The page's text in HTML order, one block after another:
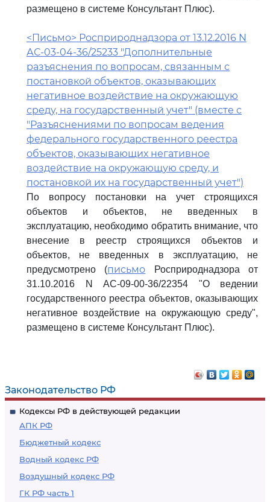
Законодательство РФ
Кодексы РФ в действующей редакции
АПК РФ
Бюджетный кодекс
Водный кодекс РФ
Воздушный кодекс РФ
ГК РФ часть 1
размещено в системе Консультант Плюс).
<Письмо> Росприроднадзора от 13.12.2016 N
АС-03-04-36/25233 "Дополнительные
разъяснения по вопросам, связанным с
постановкой объектов, оказывающих
негативное воздействие на окружающую
среду, на государственный учет" (вместе с
"Разъяснениями по вопросам ведения
федерального государственного реестра
объектов, оказывающих негативное
воздействие на окружающую среду, и
постановкой их на государственный учет")
По вопросу постановки на учет строящихся
объектов и объектов, не введенных в
эксплуатацию, необходимо обратить внимание, что
внесение в реестр строящихся объектов и
объектов, не введенных в эксплуатацию, не
предусмотрено (письмо Росприроднадзора от
31.10.2016 N АС-09-00-36/22354 "О ведении
государственного реестра объектов, оказывающих
негативное воздействие на окружающую среду",
размещено в системе Консультант Плюс).